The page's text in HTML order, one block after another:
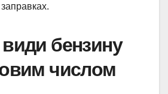
бензину
числом